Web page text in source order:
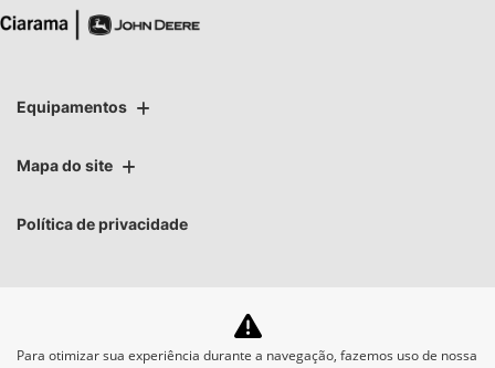
Equipamentos
Mapa do site
Política de privacidade
No trânsito, enxergar o
Para otimizar sua experiência durante a navegação, fazemos uso de nossa